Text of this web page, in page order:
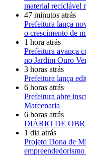
material reciclável
47 minutos atrás
Prefeitura lança
o crescimento de
1 hora atrás
Prefeitura avança
no Jardim Ouro
3 horas atrás
Prefeitura lança
6 horas atrás
Prefeitura abre
Marcenaria
6 horas atrás
DIÁRIO DE
1 dia atrás
Projeto Dona de